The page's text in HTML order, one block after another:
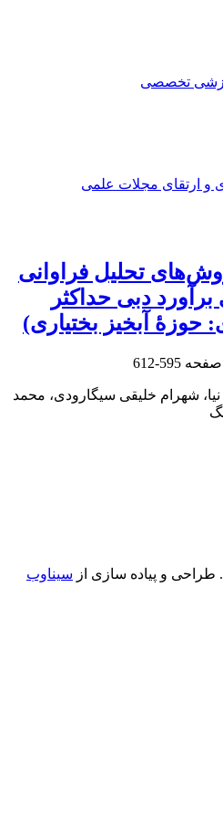
تخصصی
و ارتقای مجلات علمی
تحلیل فراوانی
دبی حداکثر
آبخیز بختیاری)
595-612
شهرام خلیقی سیگارودی، محمد
طراحی و پیاده سازی از سیناوب